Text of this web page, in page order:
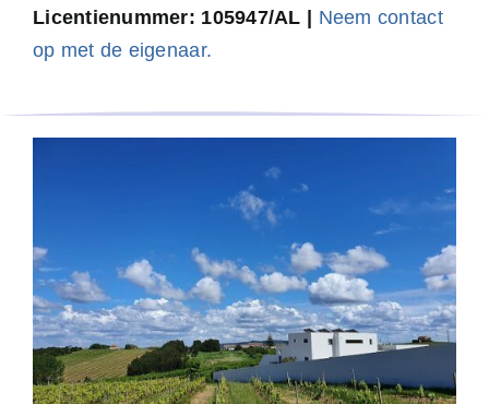
Licentienummer: 105947/AL | Neem contact
op met de eigenaar.